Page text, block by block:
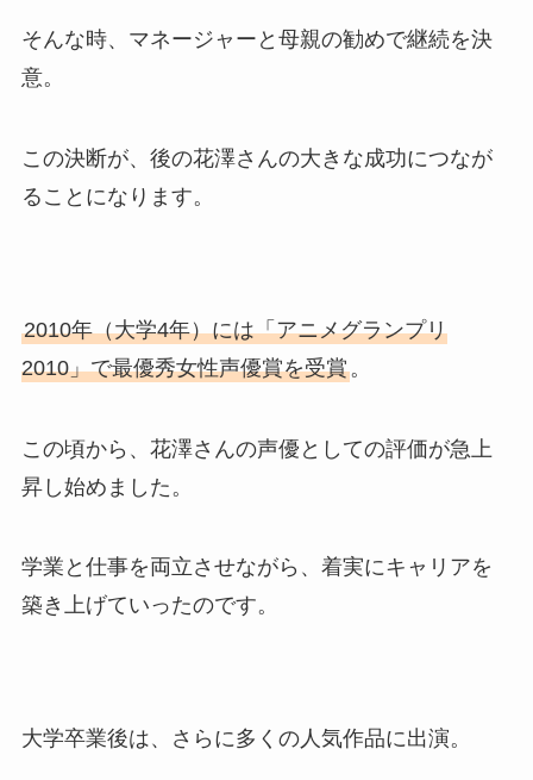
そんな時、マネージャーと母親の勧めで継続を決
意。
この決断が、後の花澤さんの大きな成功につなが
ることになります。
2010年（大学4年）には「アニメグランプリ
2010」で最優秀女性声優賞を受賞。
この頃から、花澤さんの声優としての評価が急上
昇し始めました。
学業と仕事を両立させながら、着実にキャリアを
築き上げていったのです。
大学卒業後は、さらに多くの人気作品に出演。